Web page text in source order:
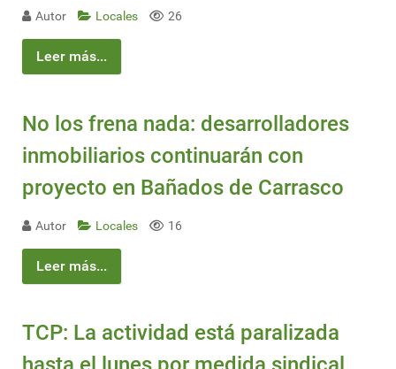
Autor Locales 26
Leer más...
No los frena nada: desarrolladores
inmobiliarios continuarán con
proyecto en Bañados de Carrasco
Autor Locales 16
Leer más...
TCP: La actividad está paralizada